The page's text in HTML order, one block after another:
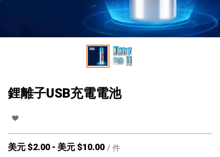
鋰離子USB充電電池
美元 $2.00 - 美元 $10.00 / 件